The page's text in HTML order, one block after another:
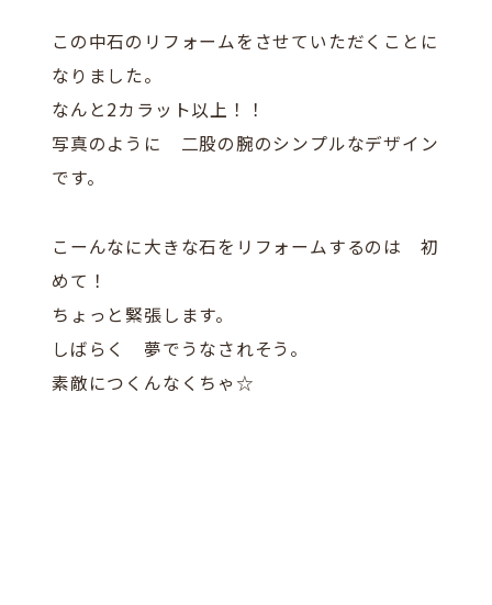
この中石のリフォームをさせていただくことに
なりました。
なんと2カラット以上！！
写真のように 二股の腕のシンプルなデザイン
です。
こーんなに大きな石をリフォームするのは 初
めて！
ちょっと緊張します。
しばらく 夢でうなされそう。
素敵につくんなくちゃ☆